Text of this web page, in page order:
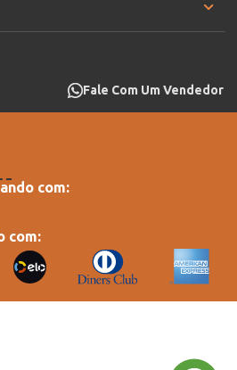
Fale Com Um Vendedor
com:
com: